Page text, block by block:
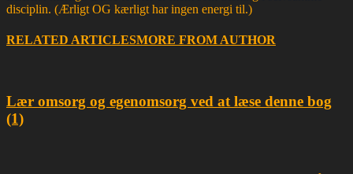
disciplin. (Ærligt OG kærligt har ingen energi til.)
RELATED ARTICLESMORE FROM AUTHOR
Lær omsorg og egenomsorg ved at læse denne bog
(1)